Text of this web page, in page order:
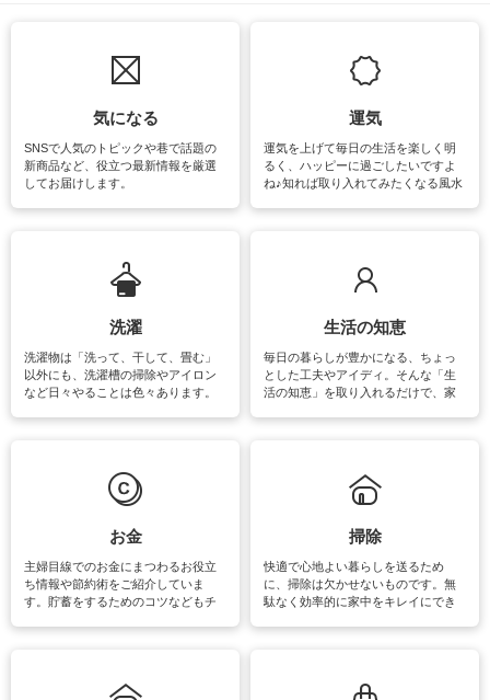
気になる
SNSで人気のトピックや巷で話題の
新商品など、役立つ最新情報を厳選
してお届けします。
運気
運気を上げて毎日の生活を楽しく明
るく、ハッピーに過ごしたいですよ
ね♪知れば取り入れてみたくなる風水
洗濯
洗濯物は「洗って、干して、畳む」
以外にも、洗濯槽の掃除やアイロン
など日々やることは色々あります。
マットなどの大きな洗濯物も、正し
い洗い方をすれば自宅で洗うことが
報やお悩み解消のための情報をご紹
生活の知恵
毎日の暮らしが豊かになる、ちょっ
とした工夫やアイディ。そんな「生
活の知恵」を取り入れるだけで、家
お金
主婦目線でのお金にまつわるお役立
ち情報や節約術をご紹介していま
す。貯蓄をするためのコツなどもチ
掃除
快適で心地よい暮らしを送るため
に、掃除は欠かせないものです。無
駄なく効率的に家中をキレイにでき
るお悩みを解消できるお役立ち情報